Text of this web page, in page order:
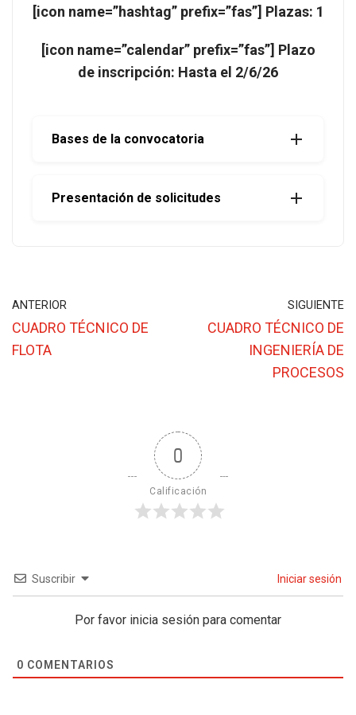
[icon name=”hashtag” prefix=”fas”] Plazas: 1
[icon name=”calendar” prefix=”fas”] Plazo
de inscripción: Hasta el 2/6/26
Bases de la convocatoria
Presentación de solicitudes
ANTERIOR
CUADRO TÉCNICO DE
FLOTA
SIGUIENTE
CUADRO TÉCNICO DE
INGENIERÍA DE
PROCESOS
0
Calificación
Suscribir Iniciar sesión
Por favor inicia sesión para comentar
0 COMENTARIOS